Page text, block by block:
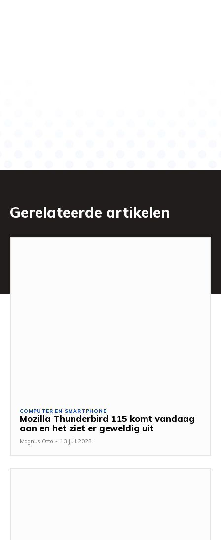
Gerelateerde artikelen
COMPUTER EN SMARTPHONE
Mozilla Thunderbird 115 komt vandaag
aan en het ziet er geweldig uit
Magnus Otto - 13 juli 2023